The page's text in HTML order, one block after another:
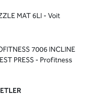
MAT 6LI - Voit
7006 INCLINE
PRESS - Profitness